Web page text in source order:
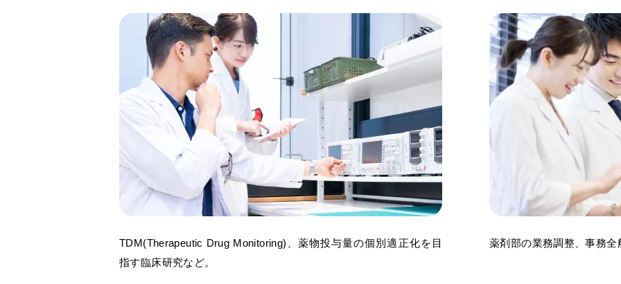
TDM(Therapeutic Drug Monitoring)、薬物投与量の個別適正化を目
指す臨床研究など。
薬剤部の業務調整、事務